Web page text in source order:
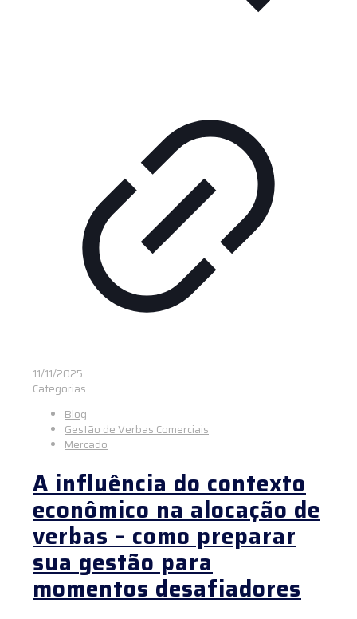
11/11/2025
Categorias
Blog
Gestão de Verbas Comerciais
Mercado
A influência do contexto
econômico na alocação de
verbas – como preparar
sua gestão para
momentos desafiadores